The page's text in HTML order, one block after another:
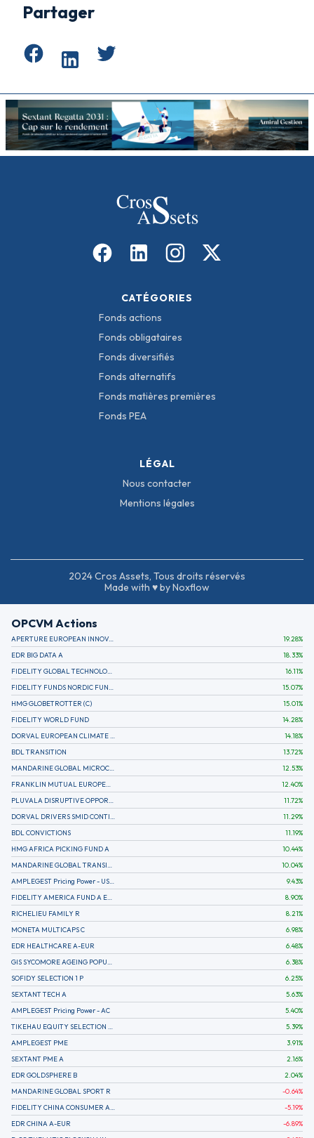
Partager
CATÉGORIES
Fonds actions
Fonds obligataires
Fonds diversifiés
Fonds alternatifs
Fonds matières premières
Fonds PEA
LÉGAL
Nous contacter
Mentions légales
2024 Cros Assets, Tous droits réservés
Made with ♥ by Noxflow
OPCVM Actions
APERTURE EUROPEAN INNOVATION 19.28%
EDR BIG DATA A
18.33%
16.11%
15.07%
HMG GLOBETROTTER (C)
15.01%
FIDELITY WORLD FUND
14.28%
14.18%
BDL TRANSITION
13.72%
12.53%
12.40%
11.72%
11.29%
BDL CONVICTIONS
11.19%
HMG AFRICA PICKING FUND A
10.44%
10.04%
9.43%
8.90%
RICHELIEU FAMILY R
8.21%
MONETA MULTICAPS C
6.98%
EDR HEALTHCARE A-EUR
6.48%
6.38%
SOFIDY SELECTION 1 P
6.25%
SEXTANT TECH A
5.63%
AMPLEGEST Pricing Power - AC
5.40%
5.39%
AMPLEGEST PME
3.91%
SEXTANT PME A
2.16%
EDR GOLDSPHERE B
2.04%
MANDARINE GLOBAL SPORT R
-0.64%
-5.19%
EDR CHINA A-EUR
-6.89%